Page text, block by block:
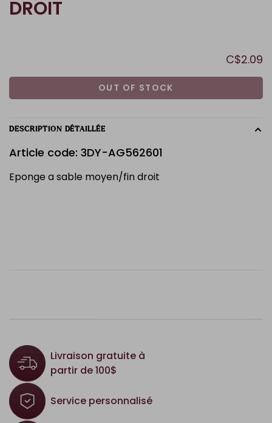
DROIT
C$2.09
OUT OF STOCK
DESCRIPTION DÉTAILLÉE
Article code: 3DY-AG562601
Eponge a sable moyen/fin droit
Livraison gratuite à
partir de 100$
Service personnalisé